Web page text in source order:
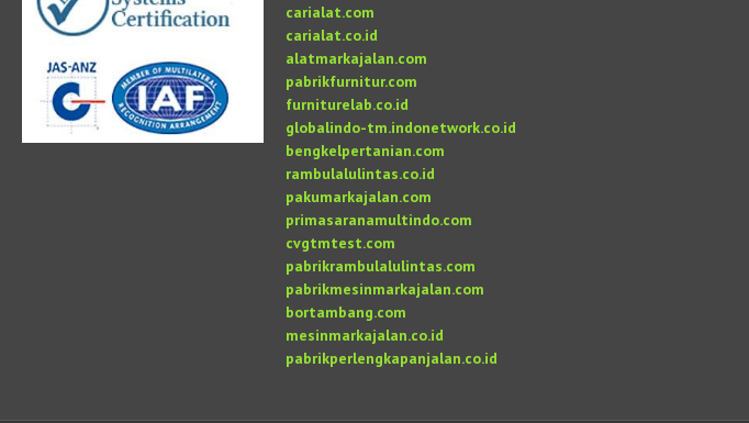
carialat.com
carialat.co.id
alatmarkajalan.com
pabrikfurnitur.com
furniturelab.co.id
globalindo-tm.indonetwork.co.id
bengkelpertanian.com
rambulalulintas.co.id
pakumarkajalan.com
primasaranamultindo.com
cvgtmtest.com
pabrikrambulalulintas.com
pabrikmesinmarkajalan.com
bortambang.com
mesinmarkajalan.co.id
pabrikperlengkapanjalan.co.id